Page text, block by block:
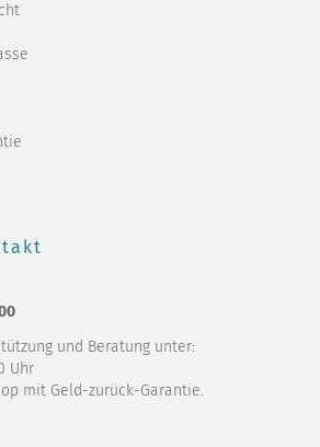
und Beratung unter:
Uhr
mit Geld-zurück-Garantie.